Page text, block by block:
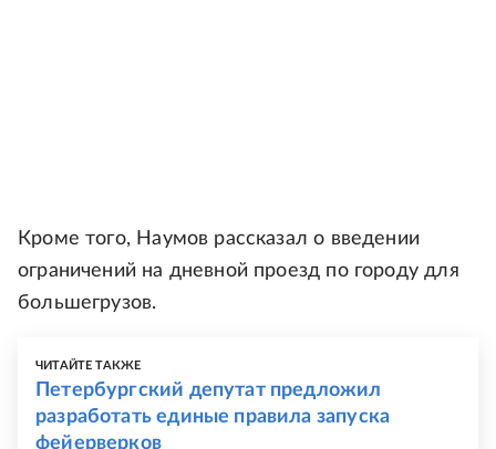
Кроме того, Наумов рассказал о введении
ограничений на дневной проезд по городу для
большегрузов.
ЧИТАЙТЕ ТАКЖЕ
Петербургский депутат предложил
разработать единые правила запуска
фейерверков